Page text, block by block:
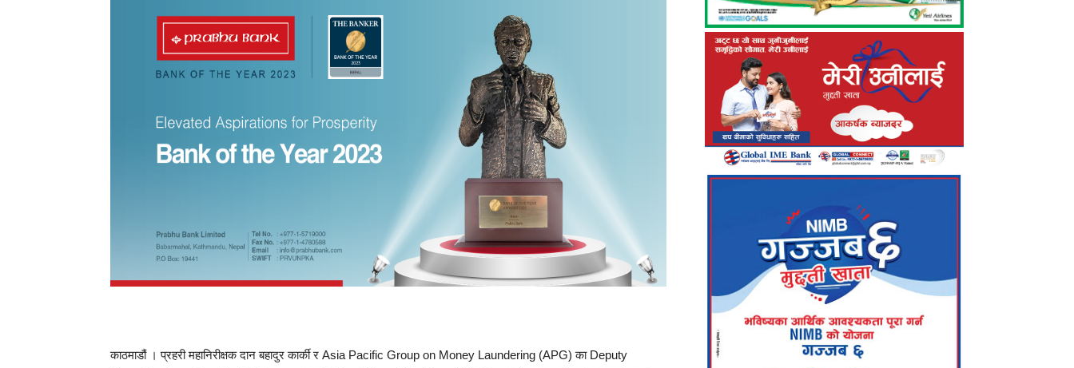
काठमाडौं । प्रहरी महानिरीक्षक दान बहादुर कार्की र Asia Pacific Group on Money Laundering (APG) का Deputy